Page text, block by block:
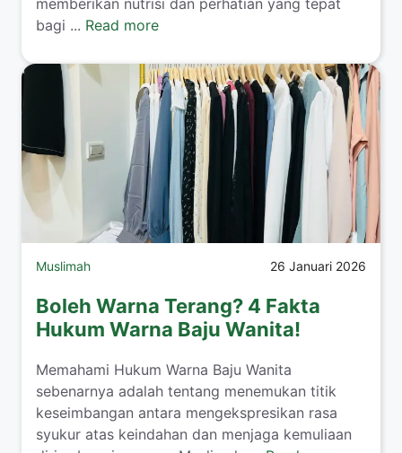
bagi ... Read more
Muslimah 26 Januari 2026
Boleh Warna Terang? 4 Fakta
Hukum Warna Baju Wanita!
​Memahami Hukum Warna Baju Wanita
sebenarnya adalah tentang menemukan titik
keseimbangan antara mengekspresikan rasa
syukur atas keindahan dan menjaga kemuliaan